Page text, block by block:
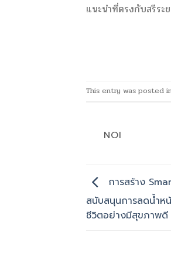
แนะนำที่ตรงกับสรีระ
This entry was posted
NOI
การสร้าง
สนับสนุนการลดน้ำห
ชีวิตอย่างมีสุขภาพดี